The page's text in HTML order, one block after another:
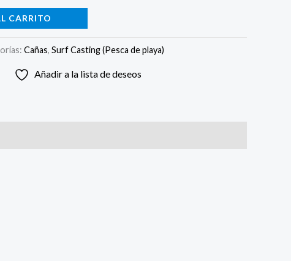
CARRITO
Cañas, Surf Casting (Pesca de playa)
Añadir a la lista de deseos